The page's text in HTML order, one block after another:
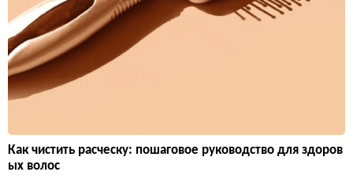
Как чистить расческу: пошаговое руководство для здоров
ых волос